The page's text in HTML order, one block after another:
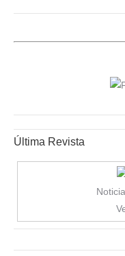
Última Revista